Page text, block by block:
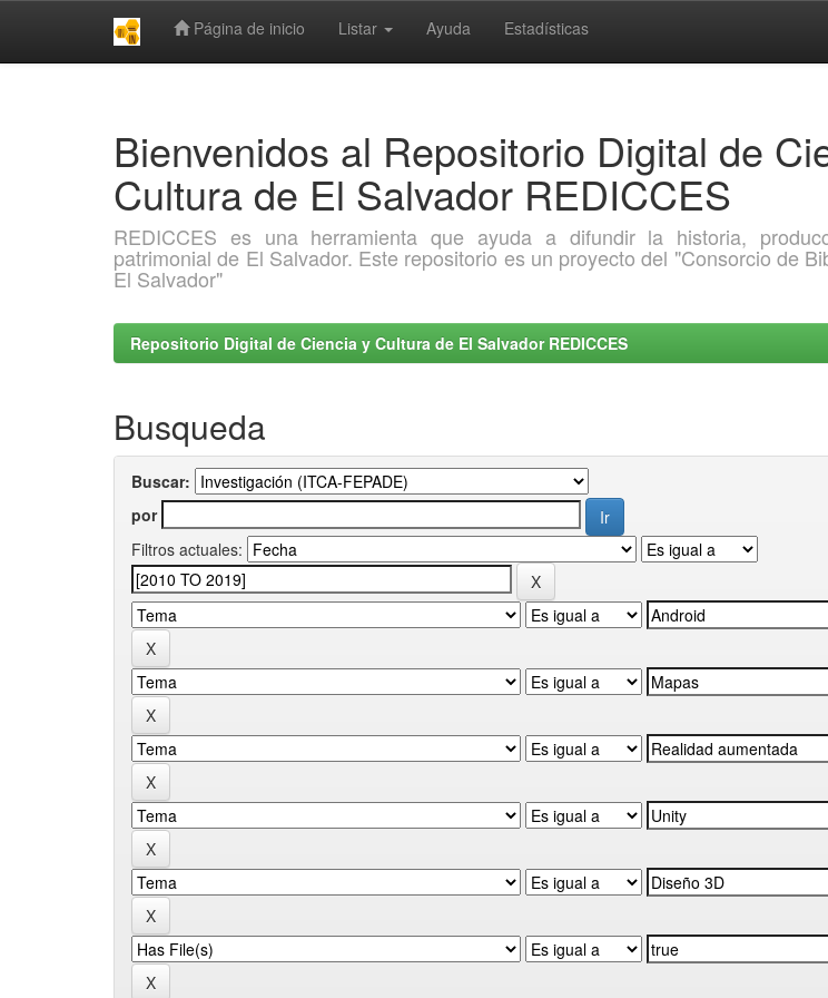
Página de inicio Listar Ayuda Estadísticas
Bienvenidos al Repositorio Digital de
Cultura de El Salvador REDICCES
REDICCES es una herramienta que ayuda a difundir la historia,
patrimonial de El Salvador. Este repositorio es un proyecto del "Consorcio de
El Salvador"
Repositorio Digital de Ciencia y Cultura de El Salvador REDICCES
Busqueda
Buscar:
por
Filtros actuales: